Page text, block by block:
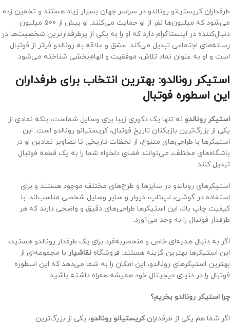
طرفداران کریستیانو رونالدو در سراسر جهان بسیار زیاد هستند و تخمین زده
می‌شود که میلیون‌ها نفر از او حمایت می‌کنند. او بیش از 500 میلیون
دنبال‌کننده در اینستاگرام دارد که او را به یکی از پرطرفدارترین شخصیت‌ها در
رسانه‌های اجتماعی تبدیل می‌کند. عشق و علاقه به رونالدو فراتر از فوتبال
است و او به عنوان نماد تلاش، موفقیت و الهام‌بخشی شناخته می‌شود.
استیکر رونالدو: بهترین انتخاب برای طرفداران
این اسطوره فوتبال
استیکر رونالدو نه تنها یک دکوری زیبا برای وسایل شماست، بلکه نمادی از
یکی از بزرگ‌ترین بازیکنان تاریخ فوتبال، کریستیانو رونالدو است. این
استیکرها با طراحی‌های متنوع، از لحظات تاریخی تا تصاویر نمادین او در
باشگاه‌های مختلف، می‌توانند فضای دلخواه شما را به یک قطعه فوتبال
تبدیل کنند.
استیکرهای رونالدو در سایزها و طرح‌های مختلف موجود هستند و برای
استفاده در گوشی، لپ‌تاپ، دیوار و سایر وسایل شخصی مناسب‌اند. با
کیفیت چاپ بالا، این استیکرها طراحی‌های دقیق و واضحی دارند که هر
طرفدار فوتبال را به وجد می‌آورد.
اگر به دنبال هدیه‌ای خاص و منحصر‌به‌فرد برای یک طرفدار رونالدو هستید،
این استیکرها بهترین گزینه هستند. فروشگاه نقاشیار با مجموعه‌ای از
بهترین استیکرهای رونالدو، این امکان را به شما می‌دهد که این اسطوره
فوتبال را در دنیای دیجیتال خود همیشه همراه داشته باشید.
چرا استیکر رونالدو بخریم؟
اگر شما هم یکی از طرفدارانکریستیانو رونالدو، یکی از بزرگ‌ترین